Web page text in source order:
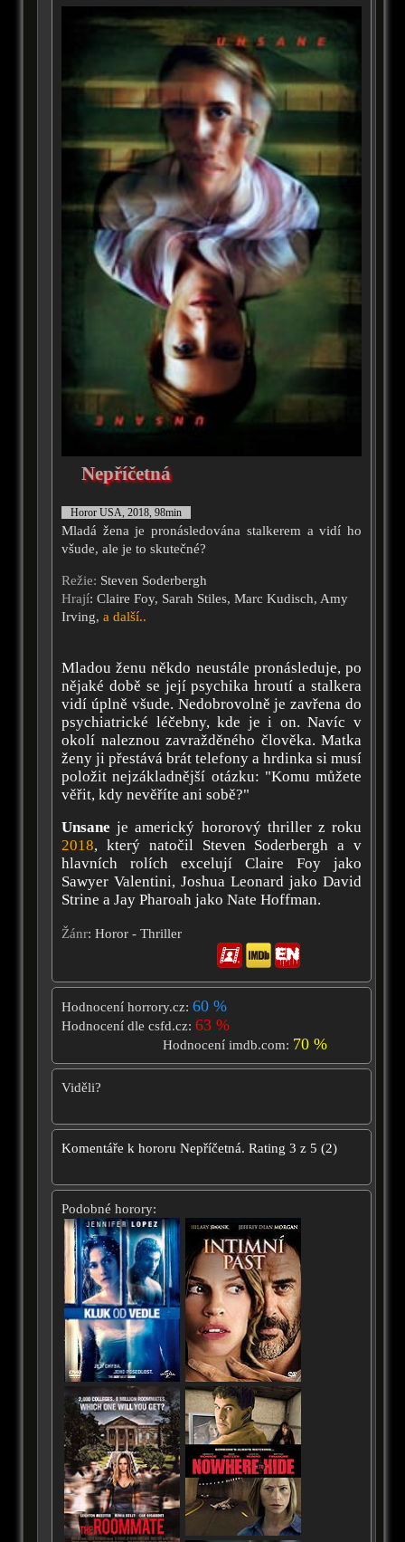
Nepříčetná
Horor USA, 2018, 98min
Mladá žena je pronásledována stalkerem a vidí ho
všude, ale je to skutečné?
Režie: Steven Soderbergh
Hrají: Claire Foy, Sarah Stiles, Marc Kudisch, Amy
Irving, a další..
Mladou ženu někdo neustále pronásleduje, po
nějaké době se její psychika hroutí a stalkera
vidí úplně všude. Nedobrovolně je zavřena do
psychiatrické léčebny, kde je i on. Navíc v
okolí naleznou zavražděného člověka. Matka
ženy ji přestává brát telefony a hrdinka si musí
položit nejzákladnější otázku: "Komu můžete
věřit, kdy nevěříte ani sobě?"
Unsane je americký hororový thriller z roku
2018, který natočil Steven Soderbergh a v
hlavních rolích excelují Claire Foy jako
Sawyer Valentini, Joshua Leonard jako David
Strine a Jay Pharoah jako Nate Hoffman.
Žánr: Horor - Thriller
Hodnocení horrory.cz: 60 %
Hodnocení dle csfd.cz: 63 %
Hodnocení imdb.com: 70 %
Viděli?
Komentáře k hororu Nepříčetná. Rating 3 z 5 (2)
Podobné horory: